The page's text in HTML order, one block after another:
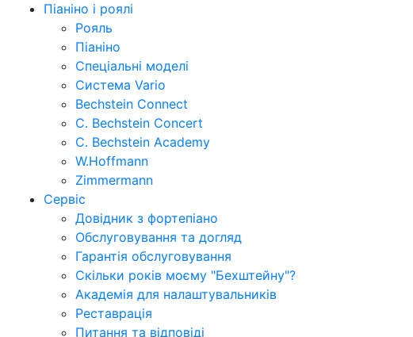
Піаніно і роялі
Рояль
Піаніно
Спеціальні моделі
Система Vario
Bechstein Connect
C. Bechstein Concert
C. Bechstein Academy
W.Hoffmann
Zimmermann
Сервіс
Довідник з фортепіано
Обслуговування та догляд
Гарантія обслуговування
Скільки років моєму "Бехштейну"?
Академія для налаштувальників
Реставрація
Питання та відповіді